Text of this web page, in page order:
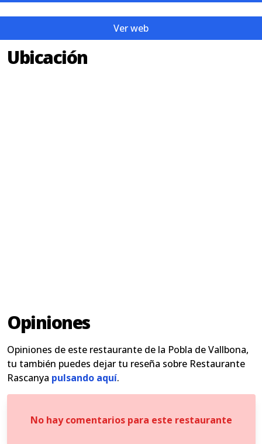
Ver web
Ubicación
Opiniones
Opiniones de este restaurante de la Pobla de Vallbona,
tu también puedes dejar tu reseña sobre Restaurante
Rascanya pulsando aquí.
No hay comentarios para este restaurante